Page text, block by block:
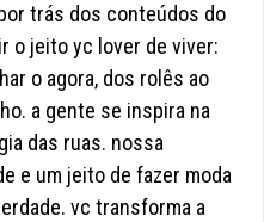
trás dos conteúdos do
o jeito yc lover de viver:
o agora, dos rolês ao
a gente se inspira na
das ruas. nossa
e um jeito de fazer moda
vc transforma a